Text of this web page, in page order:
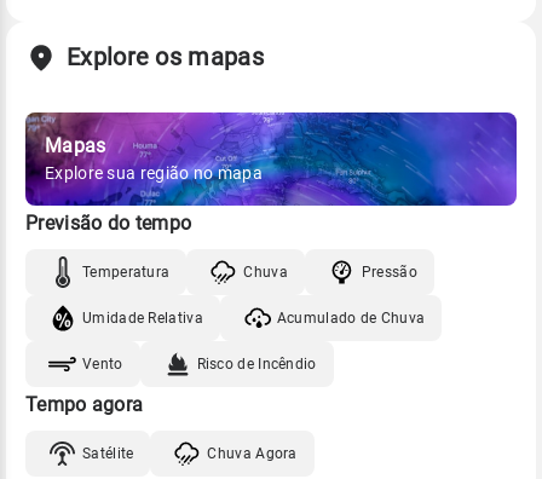
Explore os mapas
Mapas
Explore sua região no mapa
Previsão do tempo
Temperatura Chuva Pressão
Umidade Relativa Acumulado de Chuva
Vento Risco de Incêndio
Tempo agora
Satélite Chuva Agora